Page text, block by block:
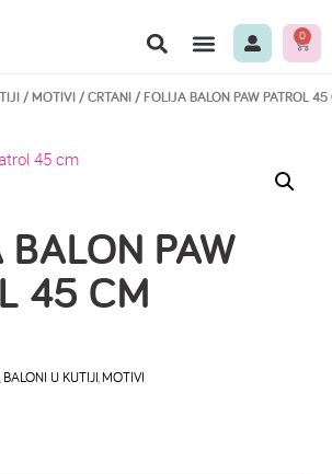
0
/MOTIVI/CRTANI/ FOLIJA BALON PAW PATROL 45
PAW
45 CM
BALONI U KUTIJI MOTIVI